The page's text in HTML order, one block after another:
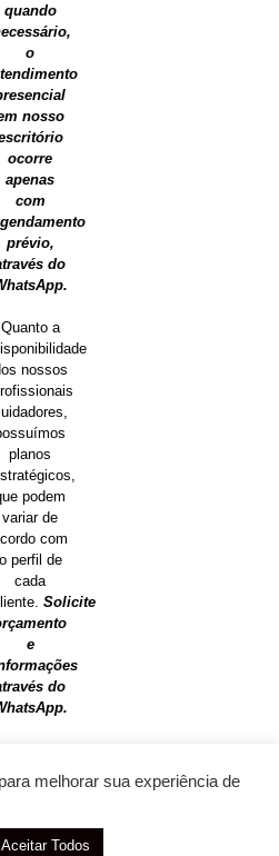
quando
o
nosso
ocorre
apenas
com
prévio,
do
Quanto a
nossos
planos
podem
variar de
com
o perfil de
cada
Solicite
e
do
melhorar sua experiência de
Aceitar Todos